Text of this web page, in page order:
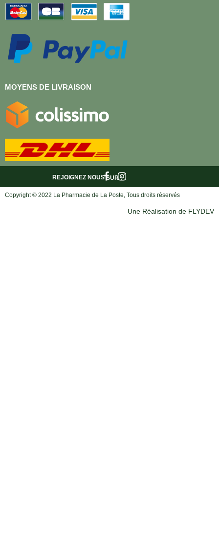
MOYENS DE LIVRAISON
SUR :
REJOIGNEZ NOUS
Copyright © 2022 La Pharmacie de La Poste, Tous droits réservés
Une Réalisation de FLYDEV